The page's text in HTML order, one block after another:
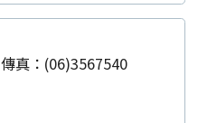
傳真：(06)3567540